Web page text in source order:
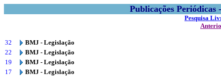
Publicações
Pesquisa
32
BMJ - Legislação
22
BMJ - Legislação
19
BMJ - Legislação
17
BMJ - Legislação